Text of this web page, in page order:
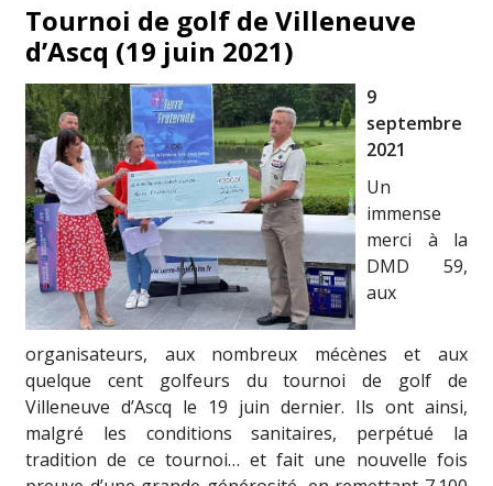
Tournoi de golf de Villeneuve
d’Ascq (19 juin 2021)
9
septembre
2021
Un
immense
merci à la
DMD 59,
aux
organisateurs, aux nombreux mécènes et aux
quelque cent golfeurs du tournoi de golf de
Villeneuve d’Ascq le 19 juin dernier. Ils ont ainsi,
malgré les conditions sanitaires, perpétué la
tradition de ce tournoi… et fait une nouvelle fois